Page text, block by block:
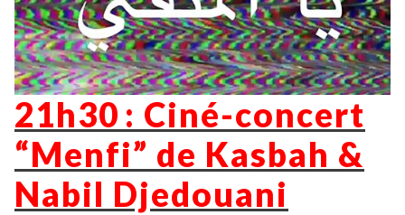
21h30 : Ciné-concert
“Menfi” de Kasbah &
Nabil Djedouani